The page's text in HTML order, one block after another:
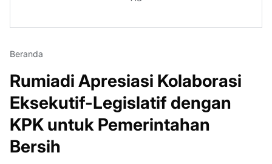
Beranda
Rumiadi Apresiasi Kolaborasi
Eksekutif-Legislatif dengan
KPK untuk Pemerintahan
Bersih